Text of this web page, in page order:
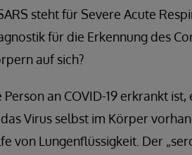
steht für Severe Acute
für die Erkennung des
auf sich?
an COVID-19 erkrankt
Virus selbst im Körper
von Lungenflüssigkeit. Der